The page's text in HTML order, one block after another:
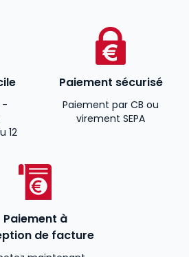
-
12
Paiement sécurisé
Paiement par CB ou
virement SEPA
Paiement à
de facture